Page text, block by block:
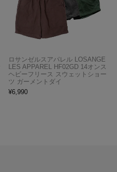
ロサンゼルスアパレル LOSANGE
LES APPAREL HF02GD 14オンス
ヘビーフリース スウェットショー
ツ ガーメントダイ
¥6,990